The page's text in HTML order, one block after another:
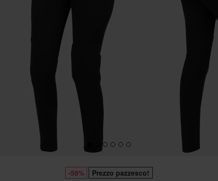
-58% Prezzo pazzesco!